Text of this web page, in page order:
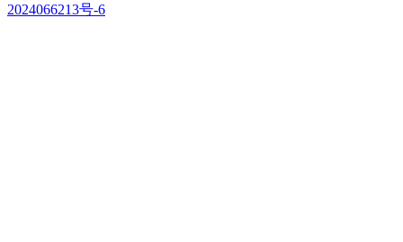
2024066213号-6